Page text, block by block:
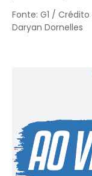
Fonte: G1 /
Daryan Dornelles